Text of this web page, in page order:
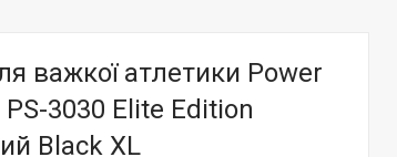
важкої атлетики Power
3030 Elite Edition
Black XL